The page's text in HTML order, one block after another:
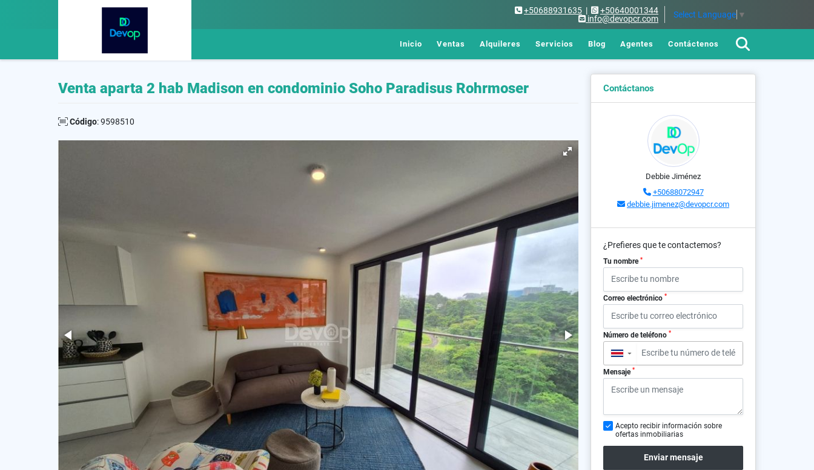
+50688931635 |
+50640001344
info@devopcr.com
Select Language ▼
Inicio Ventas Alquileres Servicios Blog Agentes Contáctenos
Venta aparta 2 hab Madison en condominio Soho Paradisus Rohrmoser
Código: 9598510
Contáctanos
Debbie Jiménez
+50688072947
debbie.jimenez@devopcr.com
¿Prefieres que te contactemos?
Tu nombre *
Correo electrónico *
Número de teléfono *
▼
Mensaje *
Acepto recibir información sobre
ofertas inmobiliarias
Enviar mensaje